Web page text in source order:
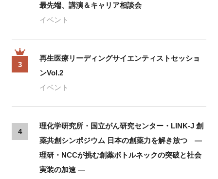
最先端、講演＆キャリア相談会
イベント
3
再生医療リーディングサイエンティストセッショ
ンVol.2
イベント
4
理化学研究所・国立がん研究センター・LINK-J 創
薬共創シンポジウム 日本の創薬力を解き放つ ―
理研・NCCが挑む創薬ボトルネックの突破と社会
実装の加速 ―